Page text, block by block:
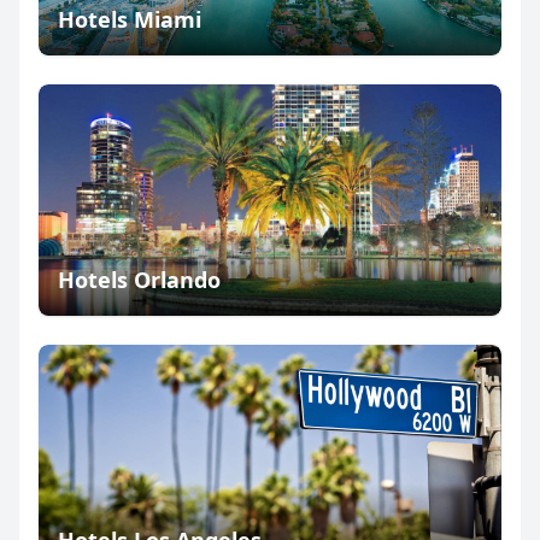
Hotels Miami
Hotels Orlando